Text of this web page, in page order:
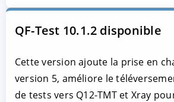
QF-Test 10.1.2 disponible
Cette version ajoute la prise en
version 5, améliore le
de tests vers Q12-TMT et Xray